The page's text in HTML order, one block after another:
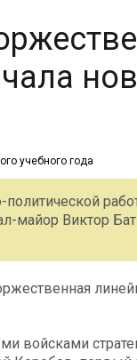
майор Виктор
войсками